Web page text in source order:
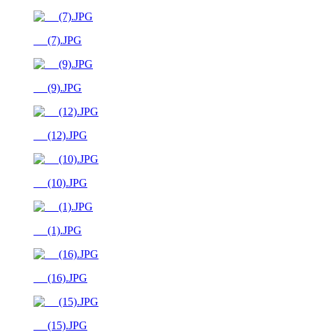
__ (7).JPG
__ (9).JPG
__ (12).JPG
__ (10).JPG
__ (1).JPG
__ (16).JPG
__ (15).JPG